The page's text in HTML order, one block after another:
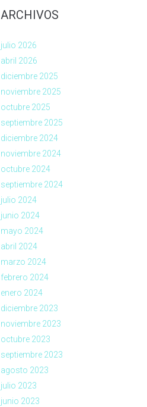
ARCHIVOS
julio 2026
abril 2026
diciembre 2025
noviembre 2025
octubre 2025
septiembre 2025
diciembre 2024
noviembre 2024
octubre 2024
septiembre 2024
julio 2024
junio 2024
mayo 2024
abril 2024
marzo 2024
febrero 2024
enero 2024
diciembre 2023
noviembre 2023
octubre 2023
septiembre 2023
agosto 2023
julio 2023
junio 2023